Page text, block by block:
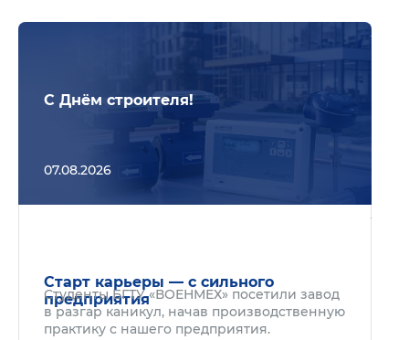
С Днём строителя!
07.08.2026
Старт карьеры — с сильного
предприятия
Студенты БГТУ «ВОЕНМЕХ» посетили завод
в разгар каникул, начав производственную
практику с нашего предприятия.